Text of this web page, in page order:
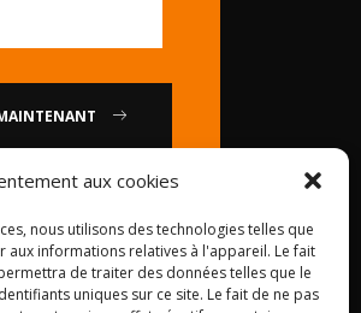
aux cookies
nous utilisons des technologies telles que
aux informations relatives à l'appareil. Le fait
de traiter des données telles que le
uniques sur ce site. Le fait de ne pas
À MAINTENANT
: 0086-20-